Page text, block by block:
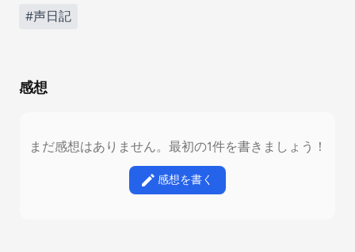
#声日記
感想
まだ感想はありません。最初の1件を書きましょう！
感想を書く